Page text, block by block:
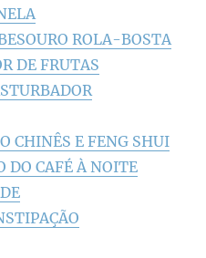
ROLA-BOSTA
DE FRUTAS
CHINÊS E FENG SHUI
DO CAFÉ À NOITE